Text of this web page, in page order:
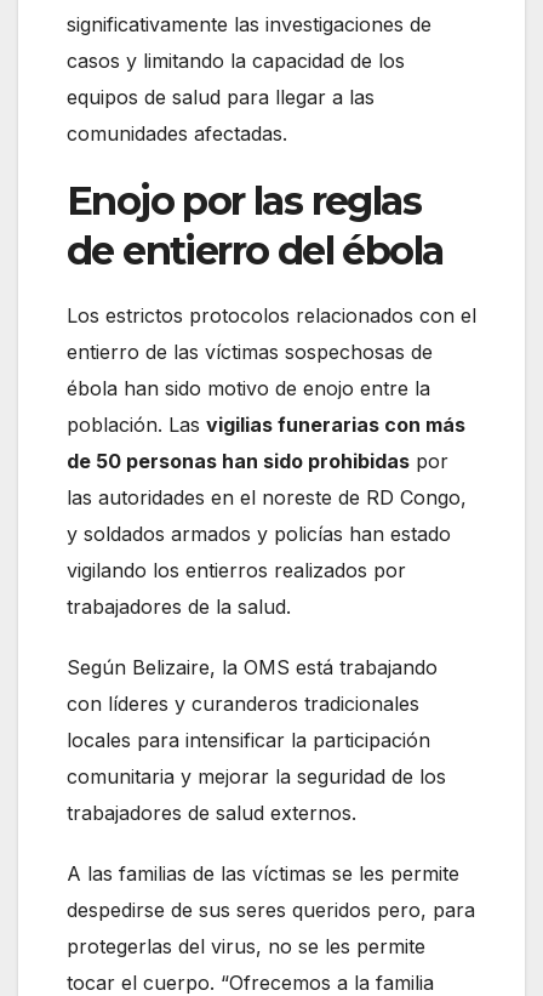
significativamente las investigaciones de
casos y limitando la capacidad de los
equipos de salud para llegar a las
comunidades afectadas.
Enojo por las reglas
de entierro del ébola
Los estrictos protocolos relacionados con el
entierro de las víctimas sospechosas de
ébola han sido motivo de enojo entre la
población. Las vigilias funerarias con más
de 50 personas han sido prohibidas por
las autoridades en el noreste de RD Congo,
y soldados armados y policías han estado
vigilando los entierros realizados por
trabajadores de la salud.
Según Belizaire, la OMS está trabajando
con líderes y curanderos tradicionales
locales para intensificar la participación
comunitaria y mejorar la seguridad de los
trabajadores de salud externos.
A las familias de las víctimas se les permite
despedirse de sus seres queridos pero, para
protegerlas del virus, no se les permite
tocar el cuerpo. “Ofrecemos a la familia